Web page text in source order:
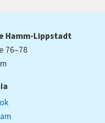
Hamm-Lippstadt
76–78